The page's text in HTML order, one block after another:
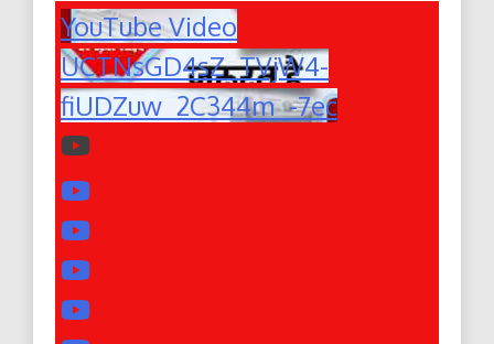
YouTube Video
UCTNsGD4sZ_TVjW4-
fiUDZuw_2C344m_-7ec